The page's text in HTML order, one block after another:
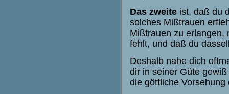
Das zweiteist, daß du
solches Mißtrauen
Mißtrauen zu erlangen,
fehlt, und daß du
Deshalb nahe dich
dir in seiner Güte
die göttliche